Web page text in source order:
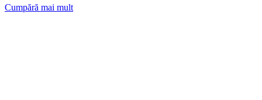
Cumpără mai mult